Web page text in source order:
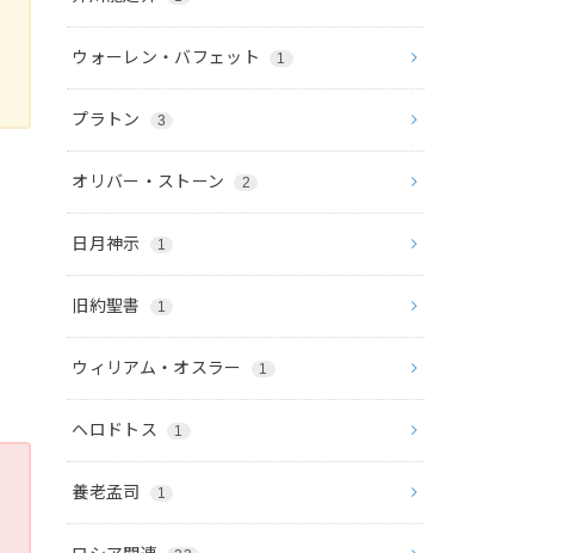
ウォーレン・バフェット 1
プラトン 3
オリバー・ストーン 2
日月神示 1
旧約聖書 1
ウィリアム・オスラー 1
ヘロドトス 1
養老孟司 1